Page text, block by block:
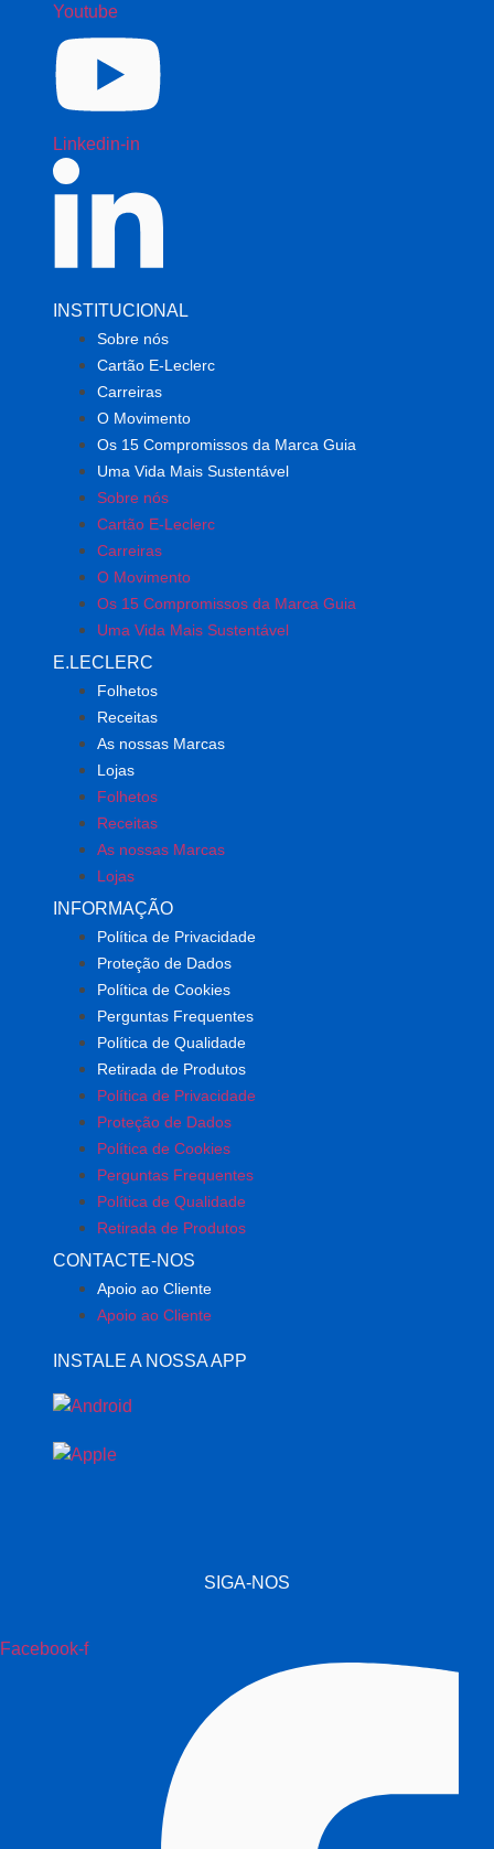
Youtube
Linkedin-in
INSTITUCIONAL
Sobre nós
Cartão E-Leclerc
Carreiras
O Movimento
Os 15 Compromissos da Marca Guia
Uma Vida Mais Sustentável
Sobre nós
Cartão E-Leclerc
Carreiras
O Movimento
Os 15 Compromissos da Marca Guia
Uma Vida Mais Sustentável
E.LECLERC
Folhetos
Receitas
As nossas Marcas
Lojas
Folhetos
Receitas
As nossas Marcas
Lojas
INFORMAÇÃO
Política de Privacidade
Proteção de Dados
Política de Cookies
Perguntas Frequentes
Política de Qualidade
Retirada de Produtos
Política de Privacidade
Proteção de Dados
Política de Cookies
Perguntas Frequentes
Política de Qualidade
Retirada de Produtos
CONTACTE-NOS
Apoio ao Cliente
Apoio ao Cliente
INSTALE A NOSSA APP
SIGA-NOS
Facebook-f